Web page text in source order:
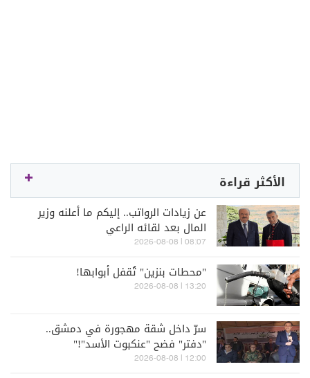
الأكثر قراءة
عن زيادات الرواتب.. إليكم ما أعلنه وزير
المال بعد لقائه الراعي
08:07 | 2026-08-08
"محطات بنزين" تُقفل أبوابها!
13:20 | 2026-08-08
سرّ داخل شقة مهجورة في دمشق..
"دفتر" فضح "عنكبوت الأسد"!"
12:00 | 2026-08-08